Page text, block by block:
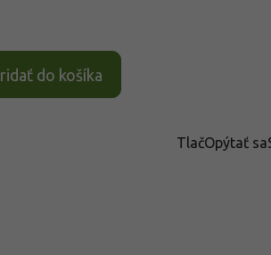
do košíka
TlačOpýtať sa